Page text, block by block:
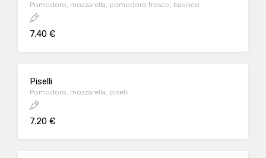
Pomodoro, mozzarella, pomodoro fresco, basilico
7.40 €
Piselli
Pomodoro, mozzarella, piselli
7.20 €